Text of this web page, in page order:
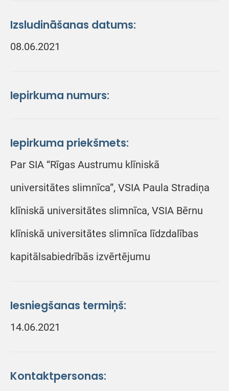
Izsludināšanas datums:
08.06.2021
Iepirkuma numurs:
Iepirkuma priekšmets:
Par SIA “Rīgas Austrumu klīniskā
universitātes slimnīca”, VSIA Paula Stradiņa
klīniskā universitātes slimnīca, VSIA Bērnu
klīniskā universitātes slimnīca līdzdalības
kapitālsabiedrībās izvērtējumu
Iesniegšanas termiņš:
14.06.2021
Kontaktpersonas: